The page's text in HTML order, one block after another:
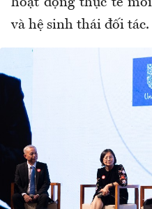
hoạt động thực tế
và hệ sinh thái đối tác.